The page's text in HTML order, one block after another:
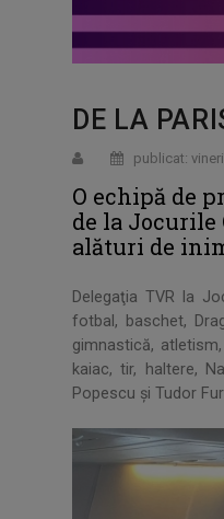
DE LA
publicat:
O echipă de
de la Jocurile
alături de
Delegaţia TVR la
fotbal, baschet,
gimnastică,
kaiac, tir, haltere,
Popescu şi Tudor